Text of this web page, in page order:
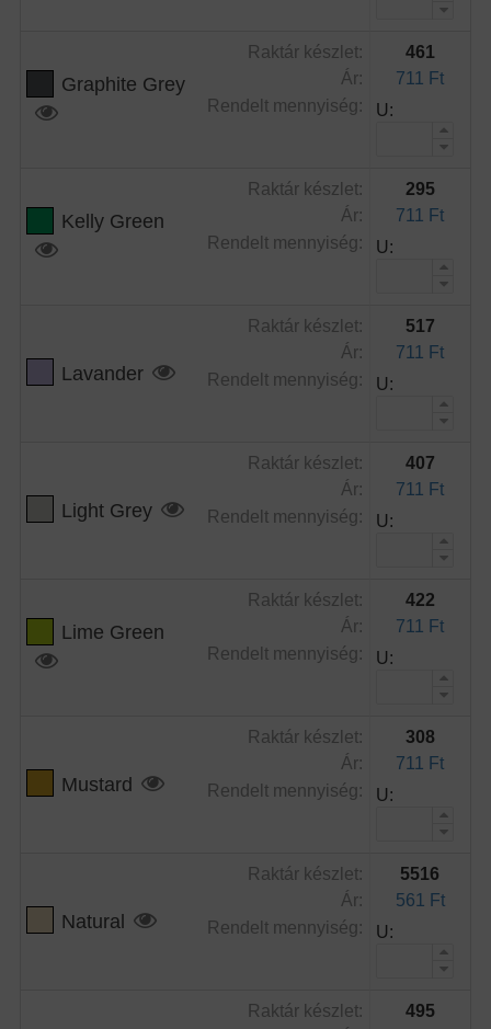
Graphite Grey
Raktár készlet:
Ár:
Rendelt mennyiség:
461
711 Ft
U:
Kelly Green
Raktár készlet:
Ár:
Rendelt mennyiség:
295
711 Ft
U:
Lavander
Raktár készlet:
Ár:
Rendelt mennyiség:
517
711 Ft
U:
Light Grey
Raktár készlet:
Ár:
Rendelt mennyiség:
407
711 Ft
U:
Lime Green
Raktár készlet:
Ár:
Rendelt mennyiség:
422
711 Ft
U:
Mustard
Raktár készlet:
Ár:
Rendelt mennyiség:
308
711 Ft
U:
Natural
Raktár készlet:
Ár:
Rendelt mennyiség:
5516
561 Ft
U:
Raktár készlet:
495